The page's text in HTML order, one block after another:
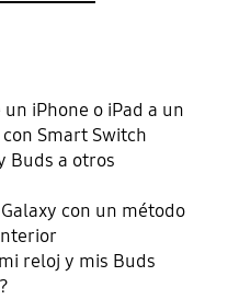
iPhone o iPad a un
Smart Switch
Buds a otros
con un método
reloj y mis Buds